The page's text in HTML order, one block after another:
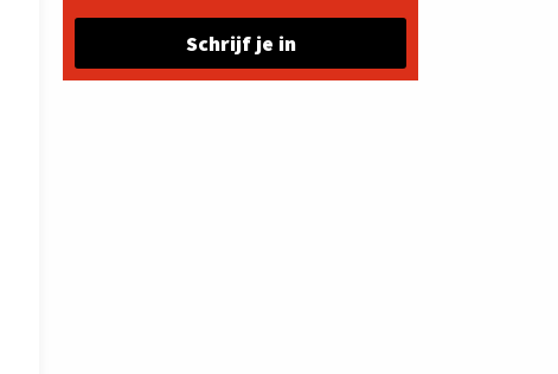
Schrijf je in